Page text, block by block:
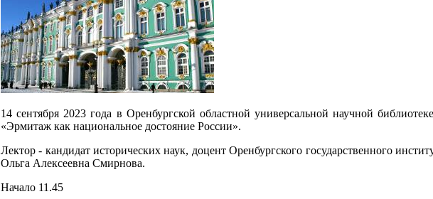
14 сентября 2023 года в Оренбургской областной универсальной научной
«Эрмитаж как национальное достояние России».
Лектор - кандидат исторических наук, доцент Оренбургского государственного
Ольга Алексеевна Смирнова.
Начало 11.45